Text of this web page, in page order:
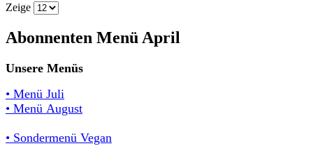
Zeige
Abonnenten Menü April
Unsere Menüs
• Menü Juli
• Menü August
• Sondermenü Vegan